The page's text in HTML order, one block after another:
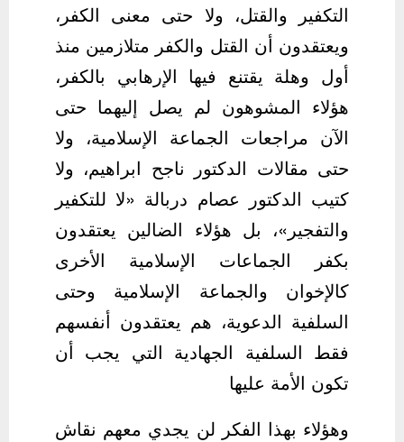
التكفير والقتل، ولا حتى معنى الكفر،
ويعتقدون أن القتل والكفر متلازمين منذ
أول وهلة يقتنع فيها الإرهابي بالكفر،
هؤلاء المشوهون لم يصل إليهما حتى
الآن مراجعات الجماعة الإسلامية، ولا
حتى مقالات الدكتور ناجح ابراهيم، ولا
كتيب الدكتور عصام دربالة «لا للتكفير
والتفجير»، بل هؤلاء الضالين يعتقدون
بكفر الجماعات الإسلامية الأخرى
كالإخوان والجماعة الإسلامية وحتى
السلفية الدعوية، هم يعتقدون أنفسهم
فقط السلفية الجهادية التي يجب أن
تكون الأمة عليها
وهؤلاء بهذا الفكر لن يجدي معهم نقاش